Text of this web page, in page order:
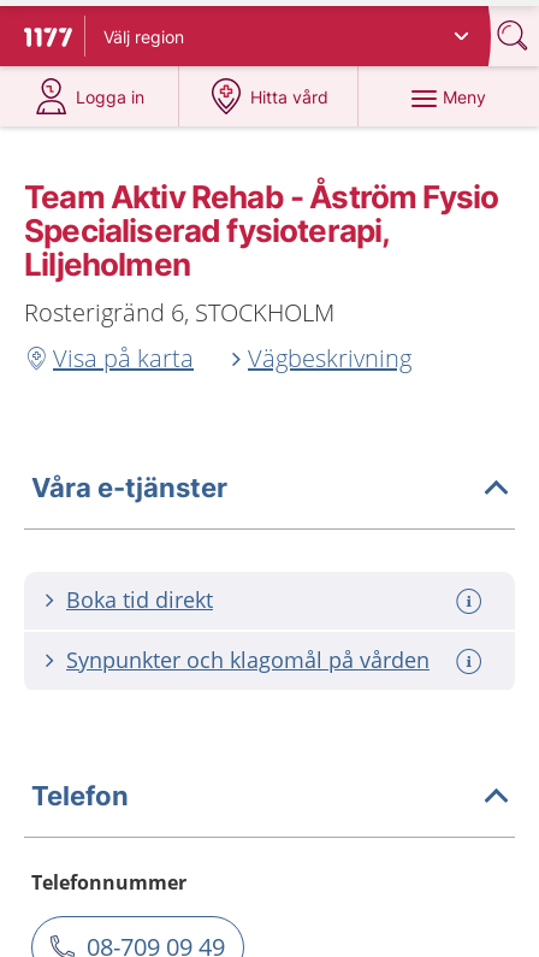
Till startsidan för 1177
Välj region
Logga in
på 1177.se
Hitta vård
på 1177.se
Meny
Team Aktiv Rehab - Åström Fysio
Specialiserad fysioterapi,
Liljeholmen
Rosterigränd 6, STOCKHOLM
Visa på karta
Vägbeskrivning
Våra e-tjänster
Boka tid direkt
Synpunkter och klagomål på vården
Telefon
Telefonnummer
08-709 09 49